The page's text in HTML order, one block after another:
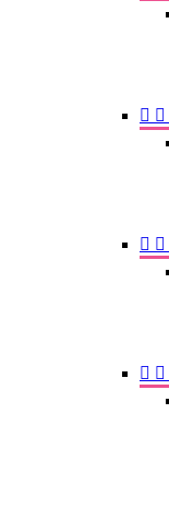
 
 
 